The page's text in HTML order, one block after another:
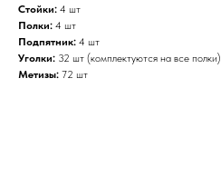
Стойки: 4 шт
Полки: 4 шт
Подпятник: 4 шт
Уголки: 32 шт (комплектуются на все полки)
Метизы: 72 шт